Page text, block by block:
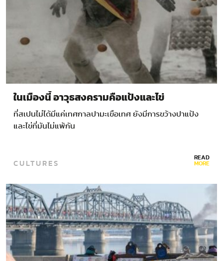
ในเมืองนี้ อาวุธสงครามคือแป้งและไข่
ที่สเปนไม่ได้มีแค่เทศกาลปามะเขือเทศ ยังมีการขว้างปาแป้ง
และไข่ที่มันไม่แพ้กัน
CULTURES READ
MORE